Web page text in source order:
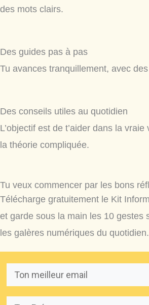
des mots clairs.
Des guides pas à pas
Tu avances tranquillement, avec
Des conseils utiles au quotidien
L’objectif est de t’aider dans la
la théorie compliquée.
Tu veux commencer par les bons
Télécharge gratuitement le Kit
et garde sous la main les 10 gestes
les galères numériques du quotidien.